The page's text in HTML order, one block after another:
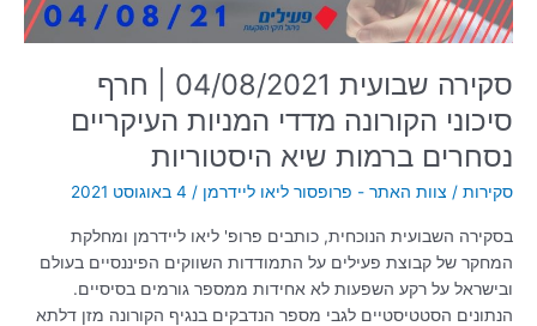
סקירה שבועית 04/08/2021 | חרף
סיכוני הקורונה מדדי המניות העיקריים
נסחרים ברמות שיא היסטוריות
סקירות / צוות האתר - פרופסור ליאו ליידרמן / 4 באוגוסט 2021
בסקירה השבועית הנוכחית, כותבים פרופ' ליאו ליידרמן ומחלקת
המחקר של קבוצת פעילים על התמודדות השווקים הפיננסיים בעולם
ובישראל על רקע השפעות לא אחידות ממספר גורמים בסיסיים.
הנתונים הסטטיסטיים לגבי מספר הנדבקים בנגיף הקורונה מזן דלתא
העיקריים
נסחרים
שיא
היסטוריות